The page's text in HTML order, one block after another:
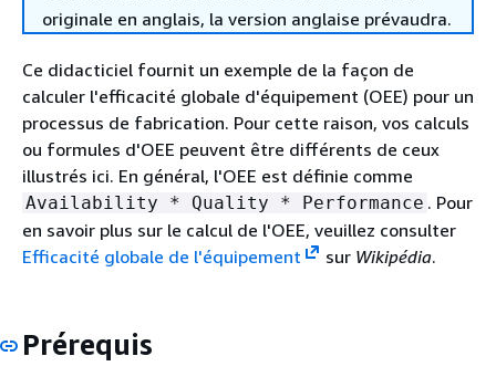
originale en anglais, la version anglaise prévaudra.
Ce didacticiel fournit un exemple de la façon de
calculer l'efficacité globale d'équipement (OEE) pour un
processus de fabrication. Pour cette raison, vos calculs
ou formules d'OEE peuvent être différents de ceux
illustrés ici. En général, l'OEE est définie comme
Availability * Quality * Performance . Pour
en savoir plus sur le calcul de l'OEE, veuillez consulter
Efficacité globale de l'équipement
sur Wikipédia.
Prérequis